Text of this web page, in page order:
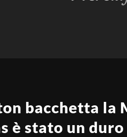
bacchetta la
è stato un duro